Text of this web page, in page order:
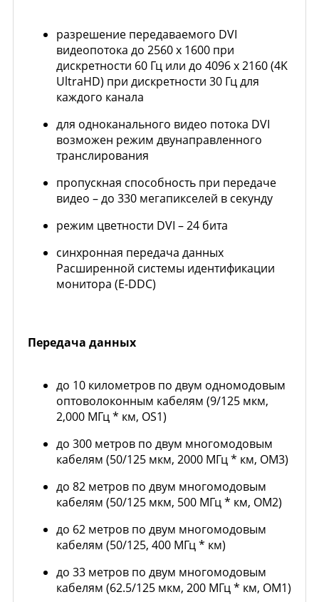
разрешение передаваемого DVI
видеопотока до 2560 х 1600 при
дискретности 60 Гц или до 4096 х 2160 (4K
UltraHD) при дискретности 30 Гц для
каждого канала
для одноканального видео потока DVI
возможен режим двунаправленного
транслирования
пропускная способность при передаче
видео – до 330 мегапикселей в секунду
режим цветности DVI – 24 бита
синхронная передача данных
Расширенной системы идентификации
монитора (E-DDC)
Передача данных
до 10 километров по двум одномодовым
оптоволоконным кабелям (9/125 мкм,
2,000 МГц * км, OS1)
до 300 метров по двум многомодовым
кабелям (50/125 мкм, 2000 МГц * км, OM3)
до 82 метров по двум многомодовым
кабелям (50/125 мкм, 500 МГц * км, ОМ2)
до 62 метров по двум многомодовым
кабелям (50/125, 400 МГц * км)
до 33 метров по двум многомодовым
кабелям (62.5/125 мкм, 200 МГц * км, OM1)